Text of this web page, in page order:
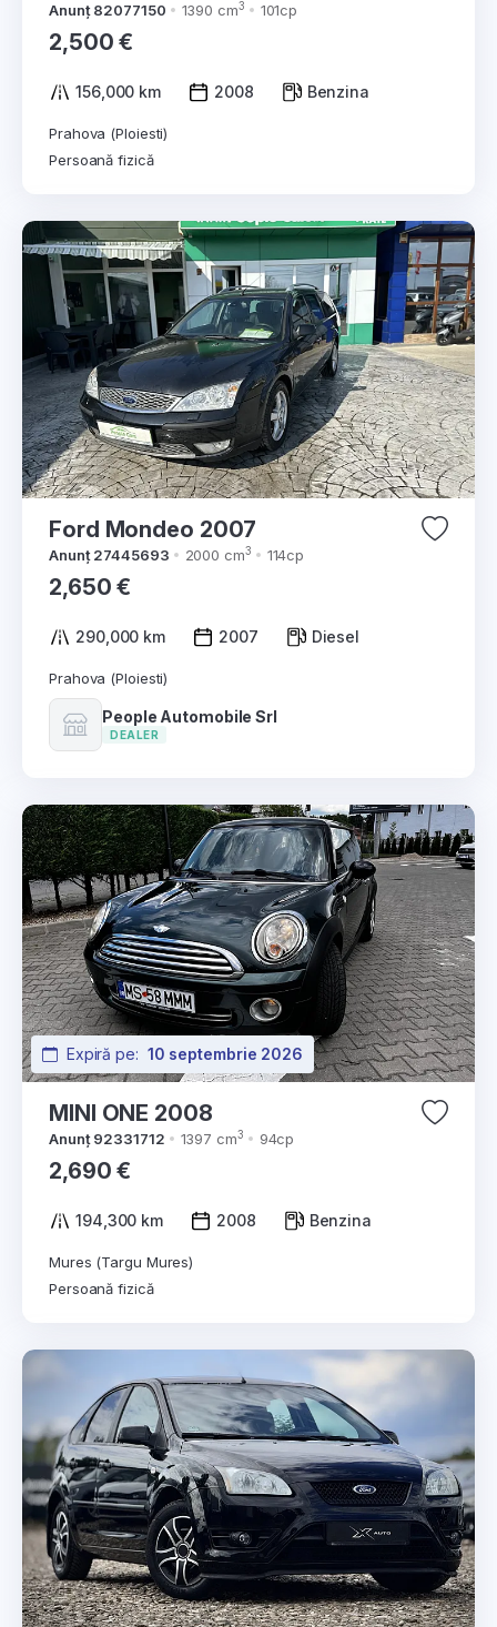
Anunț 82077150 1390 cm3 101cp
2,500 €
156,000 km 2008 Benzina
Prahova (Ploiesti)
Persoană fizică
Ford Mondeo 2007
Anunț 27445693 2000 cm3 114cp
2,650 €
290,000 km 2007 Diesel
Prahova (Ploiesti)
People Automobile Srl
DEALER
Expiră pe: 10 septembrie 2026
MINI ONE 2008
Anunț 92331712 1397 cm3 94cp
2,690 €
194,300 km 2008 Benzina
Mures (Targu Mures)
Persoană fizică